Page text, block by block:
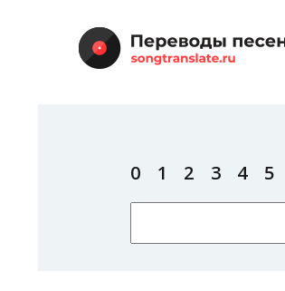
0 1 2 3 4 5